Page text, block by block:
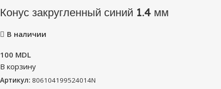
Конус закругленный синий 1.4 мм
В наличии
100 MDL
В корзину
Артикул: 806104199524014N